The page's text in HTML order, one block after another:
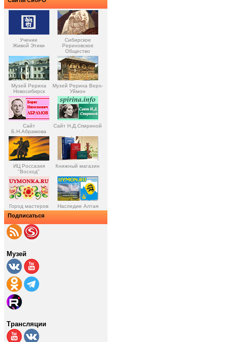
Учение
Живой Этики
Сибирское
Рериховское
Общество
Музей Рериха
Новосибирск
Музей Рериха Верх-
Уймон
Сайт
Б.Н.Абрамова
Сайт Н.Д.Спириной
ИЦ Россазия
"Восход"
Книжный магазин
Город мастеров Наследие Алтая
Подписаться
Музей
Трансляции